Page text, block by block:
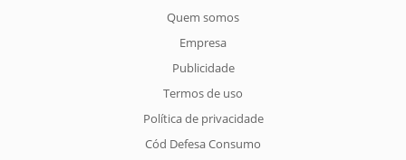
Quem somos
Empresa
Publicidade
Termos de uso
Política de privacidade
Cód Defesa Consumo